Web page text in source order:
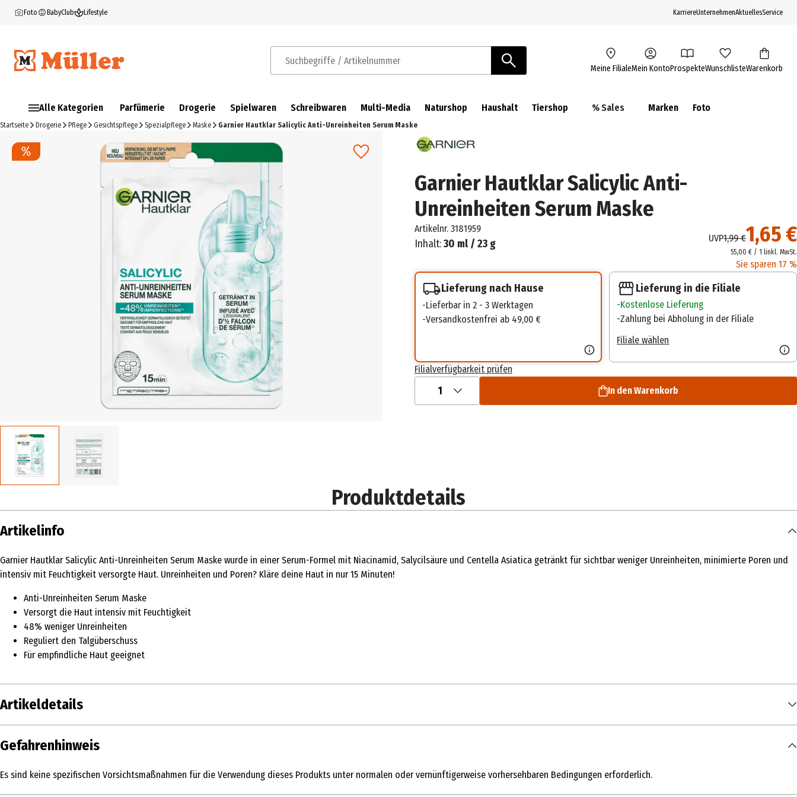
Foto BabyClub Lifestyle KarriereUnternehmenAktuellesService
Suchbegriffe / Artikelnummer Meine FilialeMein KontoProspekteWunschlisteWarenkorb
Alle Kategorien Parfümerie Drogerie Spielwaren Schreibwaren Multi-Media Naturshop Haushalt Tiershop % Sales Marken Foto
Startseite Drogerie Pflege Gesichtspflege Spezialpflege Maske Garnier Hautklar Salicylic Anti-Unreinheiten Serum Maske
Garnier Hautklar Salicylic Anti-
Unreinheiten Serum Maske
Artikelnr. 3181959
Inhalt:30 ml / 23 g 1,65 €
UVP1,99 €
55,00 € / 1 linkl. MwSt.
Sie sparen 17 %
Lieferung nach Hause
Lieferbar in 2 - 3 Werktagen
Versandkostenfrei ab 49,00 €
Lieferung in die Filiale
Kostenlose Lieferung
Zahlung bei Abholung in der Filiale
Filiale wählen
Filialverfügbarkeit prüfen
1 In den Warenkorb
Produktdetails
Artikelinfo
Garnier Hautklar Salicylic Anti-Unreinheiten Serum Maske wurde in einer Serum-Formel mit Niacinamid, Salycilsäure und Centella Asiatica getränkt für sichtbar weniger Unreinheiten, minimierte Poren und
intensiv mit Feuchtigkeit versorgte Haut. Unreinheiten und Poren? Kläre deine Haut in nur 15 Minuten!
Anti-Unreinheiten Serum Maske
Versorgt die Haut intensiv mit Feuchtigkeit
48% weniger Unreinheiten
Reguliert den Talgüberschuss
Für empfindliche Haut geeignet
Artikeldetails
Inhalt
Gefahrenhinweis
Es sind keine spezifischen Vorsichtsmaßnahmen für die Verwendung dieses Produkts unter normalen oder vernünftigerweise vorhersehbaren Bedingungen erforderlich.